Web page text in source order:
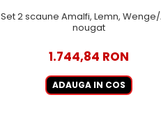
Set 2 scaune Amalfi, Lemn,
nougat
1.744,84 RON
ADAUGA IN COS